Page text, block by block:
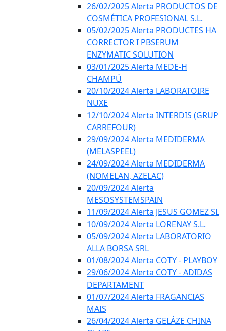
26/02/2025 Alerta PRODUCTOS DE
COSMÉTICA PROFESIONAL S.L.
05/02/2025 Alerta PRODUCTES HA
CORRECTOR I PBSERUM
ENZYMATIC SOLUTION
03/01/2025 Alerta MEDE-H
CHAMPÚ
20/10/2024 Alerta LABORATOIRE
NUXE
12/10/2024 Alerta INTERDIS (GRUP
CARREFOUR)
29/09/2024 Alerta MEDIDERMA
(MELASPEEL)
24/09/2024 Alerta MEDIDERMA
(NOMELAN, AZELAC)
20/09/2024 Alerta
MESOSYSTEMSPAIN
11/09/2024 Alerta JESUS GOMEZ SL
10/09/2024 Alerta LORENAY S.L.
05/09/2024 Alerta LABORATORIO
ALLA BORSA SRL
01/08/2024 Alerta COTY - PLAYBOY
29/06/2024 Alerta COTY - ADIDAS
DEPARTAMENT
01/07/2024 Alerta FRAGANCIAS
MAIS
26/04/2024 Alerta GELÁZE CHINA